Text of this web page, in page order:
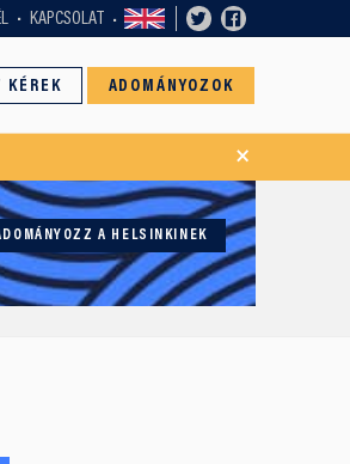
KAPCSOLAT
KÉREK ADOMÁNYOZOK
×
A HELSINKINEK